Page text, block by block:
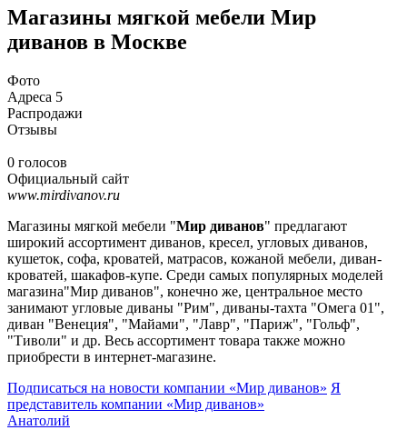
Магазины мягкой мебели Мир
диванов в Москве
Фото
Адреса 5
Распродажи
Отзывы
0 голосов
Официальный сайт
www.mirdivanov.ru
Магазины мягкой мебели "Мир диванов" предлагают
широкий ассортимент диванов, кресел, угловых диванов,
кушеток, софа, кроватей, матрасов, кожаной мебели, диван-
кроватей, шакафов-купе. Среди самых популярных моделей
магазина"Мир диванов", конечно же, центральное место
занимают угловые диваны "Рим", диваны-тахта "Омега 01",
диван "Венеция", "Майами", "Лавр", "Париж", "Гольф",
"Тиволи" и др. Весь ассортимент товара также можно
приобрести в интернет-магазине.
Подписаться на новости компании «Мир диванов» Я
представитель компании «Мир диванов»
Анатолий